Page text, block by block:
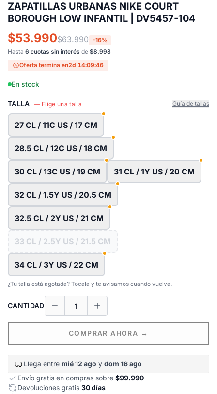
ZAPATILLAS URBANAS NIKE COURT
BOROUGH LOW INFANTIL | DV5457-104
$53.990$63.990 -16%
Hasta 6 cuotas sin interés de $8.998
Oferta termina en2d 14:09:45
En stock
TALLA — Elige una talla Guía de tallas
27 CL / 11C US / 17 CM
28.5 CL / 12C US / 18 CM
30 CL / 13C US / 19 CM 31 CL / 1Y US / 20 CM
32 CL / 1.5Y US / 20.5 CM
32.5 CL / 2Y US / 21 CM
33 CL / 2.5Y US / 21.5 CM
34 CL / 3Y US / 22 CM
¿Tu talla está agotada? Tocala y te avisamos cuando vuelva.
CANTIDAD
COMPRAR AHORA →
Llega entre mié 12 ago y dom 16 ago
Envío gratis en compras sobre $99.990
Devoluciones gratis 30 días